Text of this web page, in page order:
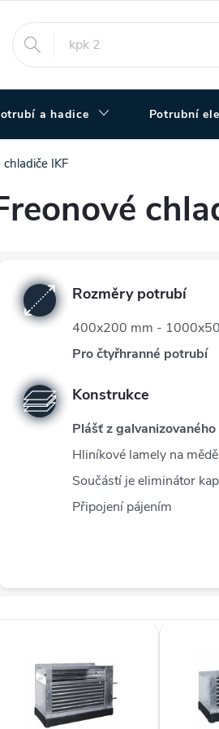
a hadice Potrubní
chladiče IKF
Rozměry potrubí
400x200 mm -
Pro čtyřhranné potrubí
Konstrukce
Plášť z
Hliníkové lamely na
Součástí je eliminátor
Připojení pájením